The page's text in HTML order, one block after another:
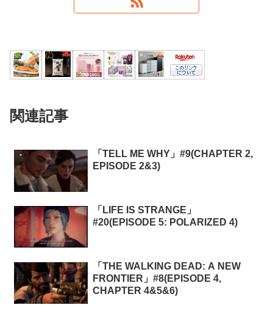
関連記事
「TELL ME WHY」#9(CHAPTER 2,
EPISODE 2&3)
「LIFE IS STRANGE」
#20(EPISODE 5: POLARIZED 4)
「THE WALKING DEAD: A NEW
FRONTIER」#8(EPISODE 4,
CHAPTER 4&5&6)